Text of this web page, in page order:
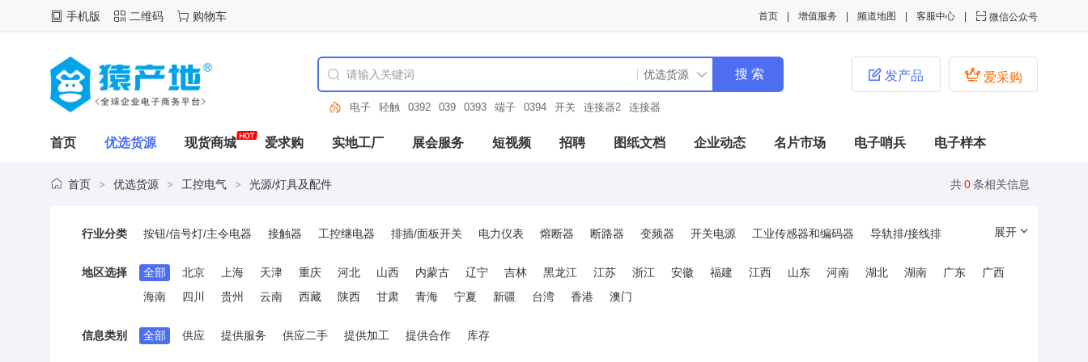
手机版 二维码 购物车  微信公众号
客服中心
频道地图
增值服务
首页
电子 轻触 0392 039 0393 端子 0394 开关 连接器2 连接器
 爱采购
 发产品
首页 优选货源 现货商城 爱求购 实地工厂 展会服务 短视频 招聘 图纸文档 企业动态 名片市场 电子哨兵 电子样本
共0条相关信息
首页 > 优选货源 > 工控电气 > 光源/灯具及配件
行业分类 按钮/信号灯/主令电器 接触器 工控继电器 排插/面板开关 电力仪表 熔断器 断路器 变频器 开关电源 工业传感器和编码器
导轨排/接线排
可编程控制器(PLC)
制冷/暖通设备 航空接头/防水接头 电线电缆和配件 光源/灯具及配件 驱动与运动控制 信号与控制产品
人机界面及工控机
电源连接器
接线端子 电机与驱动器 光源灯具及配件 制冷暖通设备 工业流量传感器
展开
地区选择 全部 北京 上海 天津 重庆 河北 山西 内蒙古 辽宁 吉林 黑龙江 江苏 浙江 安徽 福建 江西 山东 河南 湖北 湖南 广东
广西
海南
四川 贵州 云南 西藏 陕西 甘肃 青海 宁夏 新疆 台湾 香港 澳门
信息类别 全部 供应 提供服务 供应二手 提供加工 提供合作 库存